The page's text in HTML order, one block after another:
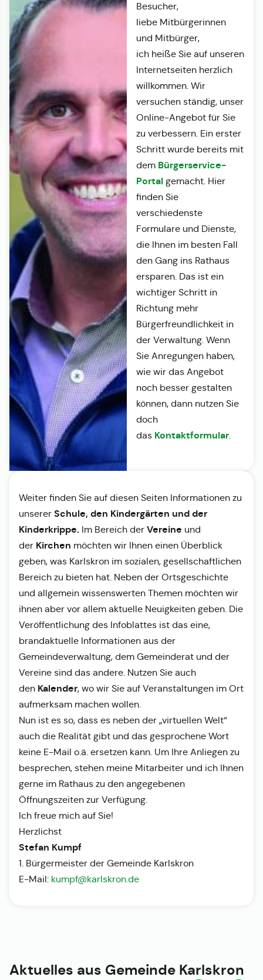
Besucher,
liebe Mitbürgerinnen
und Mitbürger,
ich heiße Sie auf unseren
Internetseiten herzlich
willkommen. Wir
versuchen ständig, unser
Online-Angebot für Sie
zu verbessern. Ein erster
Schritt wurde bereits mit
dem Bürgerservice-
Portalgemacht. Hier
finden Sie
verschiedenste
Formulare und Dienste,
die Ihnen im besten Fall
den Gang ins Rathaus
ersparen. Das ist ein
wichtiger Schritt in
Richtung mehr
Bürgerfreundlichkeit in
der Verwaltung. Wenn
Sie Anregungen haben,
wie wir das Angebot
noch besser gestalten
können, dann nutzen Sie
doch
das Kontaktformular.
Weiter finden Sie auf diesen Seiten Informationen zu
unserer Schule, den Kindergärten und der
Kinderkrippe. Im Bereich der Vereine und
der Kirchen möchten wir Ihnen einen Überblick
geben, was Karlskron im sozialen, gesellschaftlichen
Bereich zu bieten hat. Neben der Ortsgeschichte
und allgemein wissenswerten Themen möchten wir
ihnen aber vor allem aktuelle Neuigkeiten geben. Die
Veröffentlichung des Infoblattes ist das eine,
brandaktuelle Informationen aus der
Gemeindeverwaltung, dem Gemeinderat und der
Vereine sind das andere. Nutzen Sie auch
den Kalender, wo wir Sie auf Veranstaltungen im Ort
aufmerksam machen wollen.
Nun ist es so, dass es neben der „virtuellen Welt“
auch die Realität gibt und das gesprochene Wort
keine E-Mail o.ä. ersetzen kann. Um Ihre Anliegen zu
besprechen, stehen meine Mitarbeiter und ich Ihnen
gerne im Rathaus zu den angegebenen
Öffnungszeiten zur Verfügung.
Ich freue mich auf Sie!
Herzlichst
Stefan Kumpf
1. Bürgermeister der Gemeinde Karlskron
E-Mail: kumpf@karlskron.de
Aktuelles aus Gemeinde Karlskron